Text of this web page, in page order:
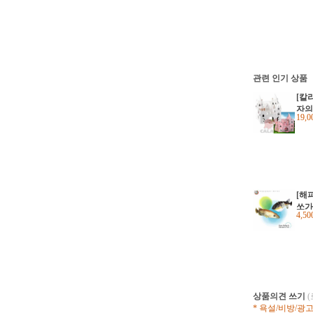
관련 인기 상품
[칼
자
[해
쏘
상품의견 쓰기 (
* 욕설/비방/광